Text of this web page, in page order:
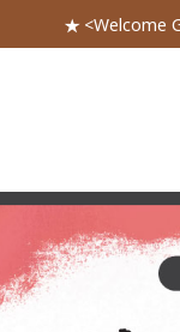
★ <Welcome
전체 카